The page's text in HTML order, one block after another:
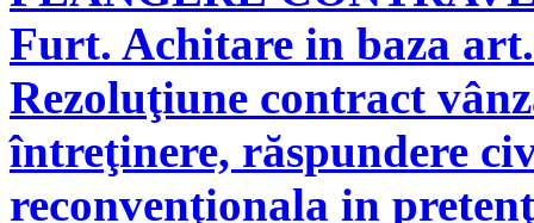
Furt. Achitare in baza
Rezoluţiune contract
întreţinere, răspundere
reconvenţionala in